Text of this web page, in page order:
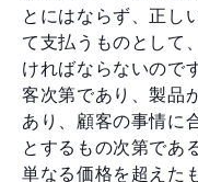
とにはならず、正し
て支払うものとして
ければならないので
客次第であり、製品
あり、顧客の事情に
とするもの次第であ
単なる価格を超えた